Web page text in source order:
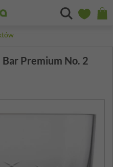
Premium No. 2